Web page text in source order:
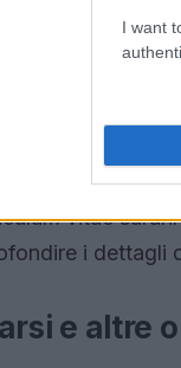
I want
saranno
offre un
corsi
fondamentale
le sfide del
vitae
i dettagli
e altre